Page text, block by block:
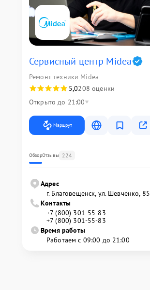
Сервисный центр Midea
Ремонт техники Midea
5,0208 оценки
Открыто до 21:00
Маршрут
ОбзорОтзывы 224
Адрес
г. Благовещенск, ул. Шевченко, 85
Контакты
+7 (800) 301-55-83
+7 (800) 301-55-83
Время работы
Работаем с 09:00 до 21:00